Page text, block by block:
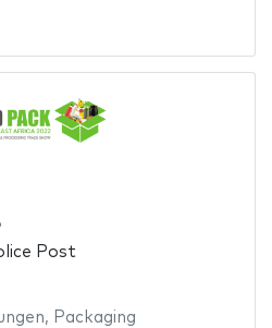
Post
, Packaging